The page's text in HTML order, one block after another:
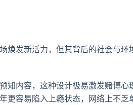
焕发新活力，但其背后的社会与环
内容，这种设计极易激发赌博心
更容易陷入上瘾状态，网络上不乏